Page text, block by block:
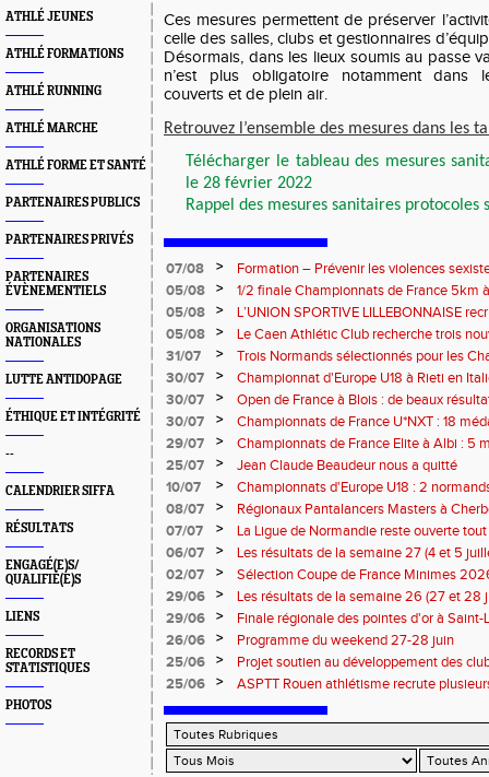
ATHLÉ JEUNES
ATHLÉ FORMATIONS
ATHLÉ RUNNING
ATHLÉ MARCHE
ATHLÉ FORME ET SANTÉ
PARTENAIRES PUBLICS
PARTENAIRES PRIVÉS
PARTENAIRES
ÉVÈNEMENTIELS
ORGANISATIONS
NATIONALES
LUTTE ANTIDOPAGE
ÉTHIQUE ET INTÉGRITÉ
--
CALENDRIER SIFFA
RÉSULTATS
ENGAGÉ(E)S/
QUALIFIÉ(E)S
LIENS
RECORDS ET
STATISTIQUES
PHOTOS
Ces mesures permettent de préserver
celle des salles, clubs et gestionnaires
Désormais, dans les lieux soumis au passe
n’est plus obligatoire notamment dans
couverts et de plein air.
Retrouvez l’ensemble des mesures dans les
Télécharger le tableau des mesures
le 28 février 2022
Rappel des mesures sanitaires protocoles
07/08 >
Formation – Prévenir les violences
: le 26 septembre 2026
05/08 >
1/2 finale Championnats de France 5km
13 septembre 2026 : les informations
05/08 >
L’UNION SPORTIVE LILLEBONNAISE
rentrée 2026
05/08 >
Le Caen Athlétic Club recherche trois
civique à compter de septembre 2026
31/07 >
Trois Normands sélectionnés pour les
Eugene !
30/07 >
Championnat d'Europe U18 à Rieti en
normands
30/07 >
Open de France à Blois : de beaux
30/07
>
Championnats de France U*NXT : 18
29/07
>
Championnats de France Elite à Albi : 5
titres !
25/07 >
Jean Claude Beaudeur nous a quitté
10/07
>
Championnats d'Europe U18 : 2
08/07
>
Régionaux Pantalancers Masters à
07/07
>
La Ligue de Normandie reste ouverte tout
06/07
>
Les résultats de la semaine 27 (4 et 5
02/07
>
Sélection Coupe de France Minimes
29/06
>
Les résultats de la semaine 26 (27 et 28
29/06
>
Finale régionale des pointes d'or à
informations
26/06 >
Programme du weekend 27-28 juin
25/06
>
Projet soutien au développement des
25/06
> ASPTT Rouen athlétisme recrute